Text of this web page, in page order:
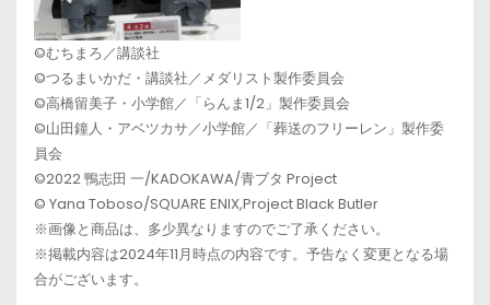
©むちまろ／講談社
©つるまいかだ・講談社／メダリスト製作委員会
©高橋留美子・小学館／「らんま1/2」製作委員会
©山田鐘人・アベツカサ／小学館／「葬送のフリーレン」製作委
員会
©2022 鴨志田 一/KADOKAWA/青ブタ Project
© Yana Toboso/SQUARE ENIX,Project Black Butler
※画像と商品は、多少異なりますのでご了承ください。
※掲載内容は2024年11月時点の内容です。予告なく変更となる場
合がございます。